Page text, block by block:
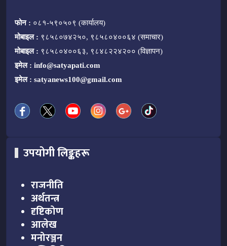
फोन : ०८१-५९०५०९ (कार्यालय)
मोबाइल : ९८५८०७४२५०, ९८५८०४००६४ (समाचार)
मोबाइल : ९८५८०४००६३, ९८४८२२४२०० (विज्ञापन)
इमेल : info@satyapati.com
इमेल : satyanews100@gmail.com
उपयोगी लिङ्कहरू
राजनीति
अर्थतन्त्र
दृष्टिकोण
आलेख
मनोरञ्जन